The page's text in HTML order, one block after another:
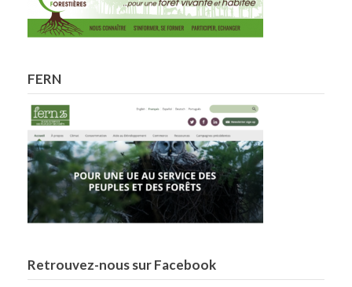
FERN
Retrouvez-nous sur Facebook